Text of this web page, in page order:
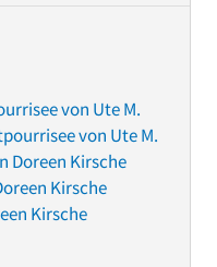
von Ute M.
von Ute M.
Doreen Kirsche
Kirsche
Kirsche